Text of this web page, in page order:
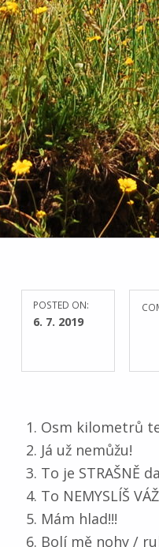
POSTED ON:
6. 7. 2019
Osm kilometrů
Já už nemůžu!
To je STRAŠNĚ
To NEMYSLÍŠ
Mám hlad!!!
Bolí mě nohy /